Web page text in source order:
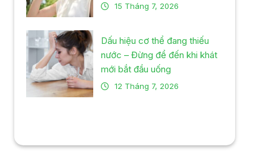
15 Tháng 7, 2026
Dấu hiệu cơ thể đang thiếu
nước – Đừng để đến khi khát
mới bắt đầu uống
12 Tháng 7, 2026